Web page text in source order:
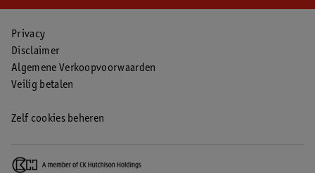
Privacy
Disclaimer
Algemene Verkoopvoorwaarden
Veilig betalen
Zelf cookies beheren